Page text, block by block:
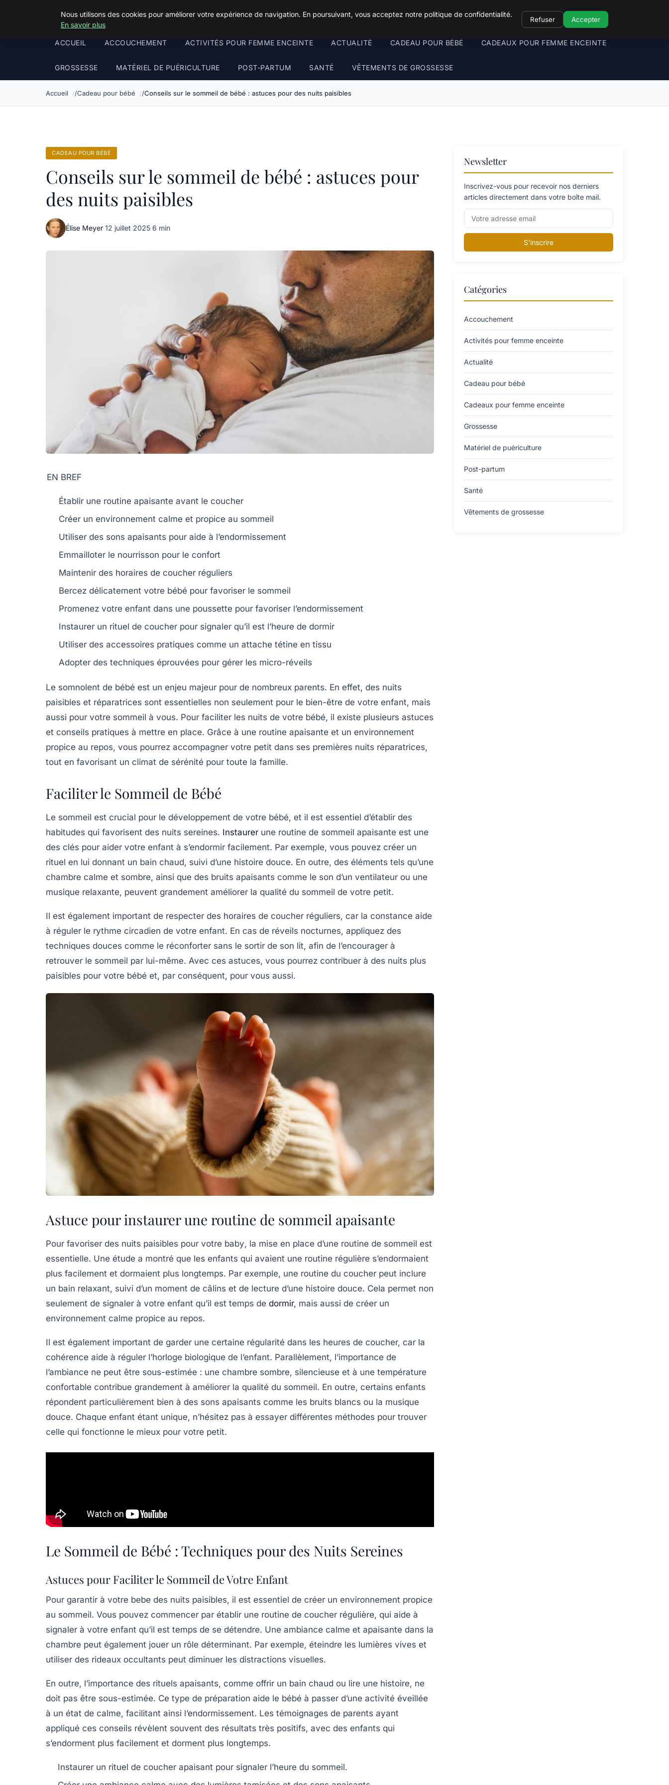
Squeakyswing.com
ACCUEIL ACCOUCHEMENT ACTIVITÉS POUR FEMME ENCEINTE ACTUALITÉ CADEAU POUR BÉBÉ CADEAUX POUR FEMME ENCEINTE
GROSSESSE MATÉRIEL DE PUÉRICULTURE POST-PARTUM SANTÉ VÊTEMENTS DE GROSSESSE
Accueil Cadeau pour bébé Conseils sur le sommeil de bébé : astuces pour des nuits paisibles
CADEAU POUR BÉBÉ
Conseils sur le sommeil de bébé : astuces pour
des nuits paisibles
Élise Meyer·12 juillet 2025·6 min
EN BREF
Établir une routine apaisante avant le coucher
Créer un environnement calme et propice au sommeil
Utiliser des sons apaisants pour aide à l’endormissement
Emmailloter le nourrisson pour le confort
Maintenir des horaires de coucher réguliers
Bercez délicatement votre bébé pour favoriser le sommeil
Promenez votre enfant dans une poussette pour favoriser l’endormissement
Instaurer un rituel de coucher pour signaler qu’il est l’heure de dormir
Utiliser des accessoires pratiques comme un attache tétine en tissu
Adopter des techniques éprouvées pour gérer les micro-réveils
Le somnolent de bébé est un enjeu majeur pour de nombreux parents. En effet, des nuits
paisibles et réparatrices sont essentielles non seulement pour le bien-être de votre enfant, mais
aussi pour votre sommeil à vous. Pour faciliter les nuits de votre bébé, il existe plusieurs astuces
et conseils pratiques à mettre en place. Grâce à une routine apaisante et un environnement
propice au repos, vous pourrez accompagner votre petit dans ses premières nuits réparatrices,
tout en favorisant un climat de sérénité pour toute la famille.
Faciliter le Sommeil de Bébé
Le sommeil est crucial pour le développement de votre bébé, et il est essentiel d’établir des
habitudes qui favorisent des nuits sereines. Instaurer une routine de sommeil apaisante est une
des clés pour aider votre enfant à s’endormir facilement. Par exemple, vous pouvez créer un
rituel en lui donnant un bain chaud, suivi d’une histoire douce. En outre, des éléments tels qu’une
chambre calme et sombre, ainsi que des bruits apaisants comme le son d’un ventilateur ou une
musique relaxante, peuvent grandement améliorer la qualité du sommeil de votre petit.
Il est également important de respecter des horaires de coucher réguliers, car la constance aide
à réguler le rythme circadien de votre enfant. En cas de réveils nocturnes, appliquez des
techniques douces comme le réconforter sans le sortir de son lit, afin de l’encourager à
retrouver le sommeil par lui-même. Avec ces astuces, vous pourrez contribuer à des nuits plus
paisibles pour votre bébé et, par conséquent, pour vous aussi.
Astuce pour instaurer une routine de sommeil apaisante
Pour favoriser des nuits paisibles pour votre baby, la mise en place d’une routine de sommeil est
essentielle. Une étude a montré que les enfants qui avaient une routine régulière s’endormaient
plus facilement et dormaient plus longtemps. Par exemple, une routine du coucher peut inclure
un bain relaxant, suivi d’un moment de câlins et de lecture d’une histoire douce. Cela permet non
seulement de signaler à votre enfant qu’il est temps de dormir, mais aussi de créer un
environnement calme propice au repos.
Il est également important de garder une certaine régularité dans les heures de coucher, car la
cohérence aide à réguler l’horloge biologique de l’enfant. Parallèlement, l’importance de
l’ambiance ne peut être sous-estimée : une chambre sombre, silencieuse et à une température
confortable contribue grandement à améliorer la qualité du sommeil. En outre, certains enfants
répondent particulièrement bien à des sons apaisants comme les bruits blancs ou la musique
douce. Chaque enfant étant unique, n’hésitez pas à essayer différentes méthodes pour trouver
celle qui fonctionne le mieux pour votre petit.
Le Sommeil de Bébé : Techniques pour des Nuits Sereines
Astuces pour Faciliter le Sommeil de Votre Enfant
Pour garantir à votre bebe des nuits paisibles, il est essentiel de créer un environnement propice
au sommeil. Vous pouvez commencer par établir une routine de coucher régulière, qui aide à
signaler à votre enfant qu’il est temps de se détendre. Une ambiance calme et apaisante dans la
chambre peut également jouer un rôle déterminant. Par exemple, éteindre les lumières vives et
utiliser des rideaux occultants peut diminuer les distractions visuelles.
En outre, l’importance des rituels apaisants, comme offrir un bain chaud ou lire une histoire, ne
doit pas être sous-estimée. Ce type de préparation aide le bébé à passer d’une activité éveillée
à un état de calme, facilitant ainsi l’endormissement. Les témoignages de parents ayant
appliqué ces conseils révèlent souvent des résultats très positifs, avec des enfants qui
s’endorment plus facilement et dorment plus longtemps.
Instaurer un rituel de coucher apaisant pour signaler l’heure du sommeil.
Newsletter
Inscrivez-vous pour recevoir nos derniers
articles directement dans votre boîte mail.
S'inscrire
Catégories
Accouchement
Activités pour femme enceinte
Actualité
Cadeau pour bébé
Cadeaux pour femme enceinte
Grossesse
Matériel de puériculture
Post-partum
Santé
Vêtements de grossesse
Nous utilisons des cookies pour améliorer votre expérience de navigation. En poursuivant, vous acceptez notre politique de confidentialité.
En savoir plus
Refuser Accepter